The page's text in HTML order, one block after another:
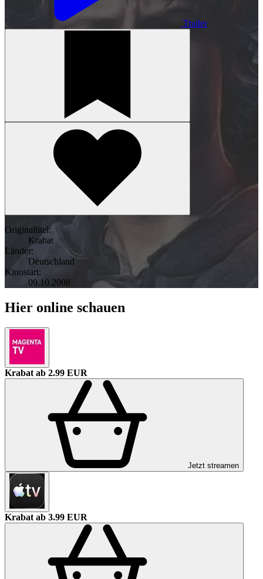
Trailer
Originaltitel:
Krabat
Länder:
Deutschland
Kinostart:
09.10.2008
Hier online schauen
Krabat ab 2.99 EUR
Jetzt streamen
Krabat ab 3.99 EUR